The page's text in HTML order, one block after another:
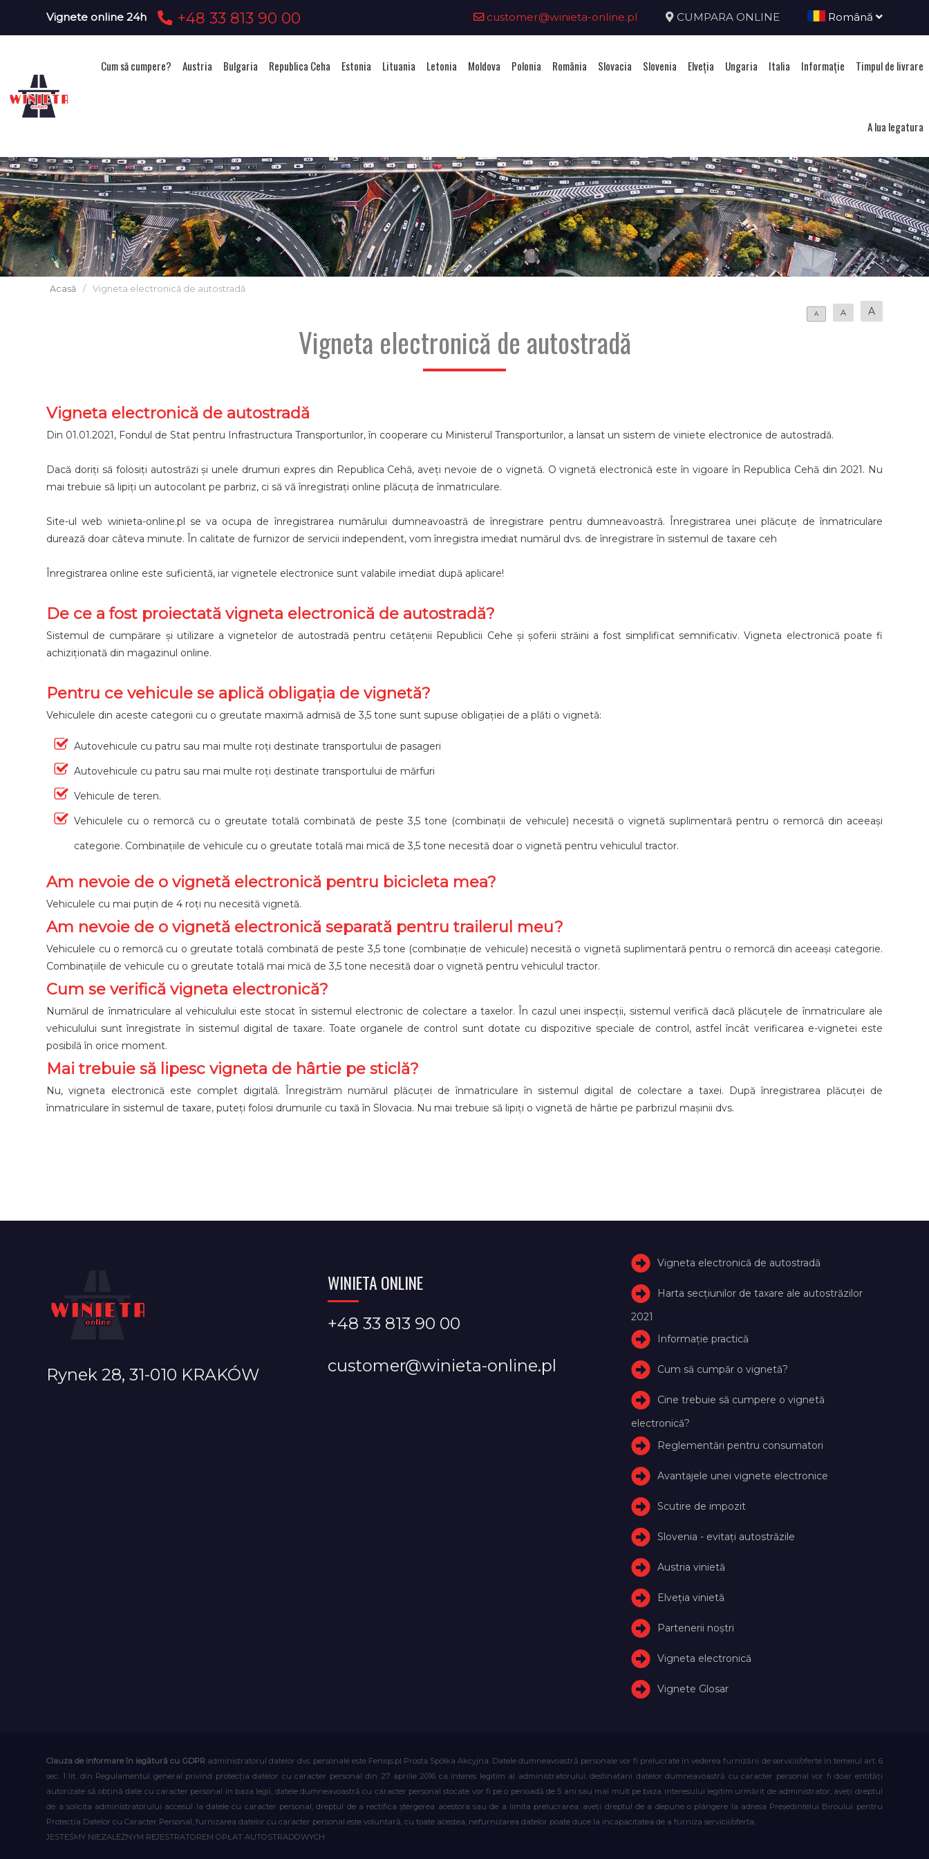
Vignete online 24h +48 33 813 90 00 customer@winieta-online.pl CUMPARA ONLINE Română
Cum să cumpere? Austria Bulgaria Republica Ceha Estonia Lituania Letonia Moldova Polonia România Slovacia Slovenia Elveţia Ungaria Italia Informație Timpul de livrare
A lua legatura
Acasă / Vigneta electronică de autostradă
A A A
Vigneta electronică de autostradă
Vigneta electronică de autostradă
Din 01.01.2021, Fondul de Stat pentru Infrastructura Transporturilor, în cooperare cu Ministerul Transporturilor, a lansat un sistem de viniete electronice de autostradă.
Dacă doriți să folosiți autostrăzi și unele drumuri expres din Republica Cehă, aveți nevoie de o vignetă. O vignetă electronică este în vigoare în Republica Cehă din 2021. Nu
mai trebuie să lipiți un autocolant pe parbriz, ci să vă înregistrați online plăcuța de înmatriculare.
Site-ul web winieta-online.pl se va ocupa de înregistrarea numărului dumneavoastră de înregistrare pentru dumneavoastră. Înregistrarea unei plăcuțe de înmatriculare
durează doar câteva minute. În calitate de furnizor de servicii independent, vom înregistra imediat numărul dvs. de înregistrare în sistemul de taxare ceh
Înregistrarea online este suficientă, iar vignetele electronice sunt valabile imediat după aplicare!
De ce a fost proiectată vigneta electronică de autostradă?
Sistemul de cumpărare și utilizare a vignetelor de autostradă pentru cetățenii Republicii Cehe și șoferii străini a fost simplificat semnificativ. Vigneta electronică poate fi
achiziționată din magazinul online.
Pentru ce vehicule se aplică obligația de vignetă?
Vehiculele din aceste categorii cu o greutate maximă admisă de 3,5 tone sunt supuse obligației de a plăti o vignetă:
Autovehicule cu patru sau mai multe roți destinate transportului de pasageri
Autovehicule cu patru sau mai multe roți destinate transportului de mărfuri
Vehicule de teren.
Vehiculele cu o remorcă cu o greutate totală combinată de peste 3,5 tone (combinații de vehicule) necesită o vignetă suplimentară pentru o remorcă din aceeași
categorie. Combinațiile de vehicule cu o greutate totală mai mică de 3,5 tone necesită doar o vignetă pentru vehiculul tractor.
Am nevoie de o vignetă electronică pentru bicicleta mea?
Vehiculele cu mai puțin de 4 roți nu necesită vignetă.
Am nevoie de o vignetă electronică separată pentru trailerul meu?
Vehiculele cu o remorcă cu o greutate totală combinată de peste 3,5 tone (combinație de vehicule) necesită o vignetă suplimentară pentru o remorcă din aceeași categorie.
Combinațiile de vehicule cu o greutate totală mai mică de 3,5 tone necesită doar o vignetă pentru vehiculul tractor.
Cum se verifică vigneta electronică?
Numărul de înmatriculare al vehiculului este stocat în sistemul electronic de colectare a taxelor. În cazul unei inspecții, sistemul verifică dacă plăcuțele de înmatriculare ale
vehiculului sunt înregistrate în sistemul digital de taxare. Toate organele de control sunt dotate cu dispozitive speciale de control, astfel încât verificarea e-vignetei este
posibilă în orice moment.
Mai trebuie să lipesc vigneta de hârtie pe sticlă?
Nu, vigneta electronică este complet digitală. Înregistrăm numărul plăcuței de înmatriculare în sistemul digital de colectare a taxei. După înregistrarea plăcuței de
înmatriculare în sistemul de taxare, puteți folosi drumurile cu taxă în Slovacia. Nu mai trebuie să lipiți o vignetă de hârtie pe parbrizul mașinii dvs.
Rynek 28, 31-010 KRAKÓW
WINIETA ONLINE
+48 33 813 90 00
customer@winieta-online.pl
Vigneta electronică de autostradă
Harta secțiunilor de taxare ale autostrăzilor
2021
Informație practică
Cum să cumpăr o vignetă?
Cine trebuie să cumpere o vignetă
electronică?
Reglementări pentru consumatori
Avantajele unei vignete electronice
Scutire de impozit
Slovenia - evitați autostrăzile
Austria vinietă
Elveţia vinietă
Partenerii noștri
Vigneta electronică
Vignete Glosar
Clauza de informare în legătură cu GDPR administratorul datelor dvs. personale este Feniqs.pl Prosta Spółka Akcyjna. Datele dumneavoastră personale vor fi prelucrate în vederea furnizării de servicii/oferte în temeiul art. 6
sec. 1 lit. din Regulamentul general privind protecția datelor cu caracter personal din 27 aprilie 2016 ca interes legitim al administratorului, destinatarii datelor dumneavoastră cu caracter personal vor fi doar entități
autorizate să obțină date cu caracter personal în baza legii, datele dumneavoastră cu caracter personal stocate vor fi pe o perioadă de 5 ani sau mai mult pe baza interesului legitim urmărit de administrator, aveți dreptul
de a solicita administratorului accesul la datele cu caracter personal, dreptul de a rectifica ștergerea acestora sau de a limita prelucrarea, aveți dreptul de a depune o plângere la adresa Președintelui Biroului pentru
Protecția Datelor cu Caracter Personal, furnizarea datelor cu caracter personal este voluntară, cu toate acestea, nefurnizarea datelor poate duce la incapacitatea de a furniza servicii/oferta.
JESTEŚMY NIEZALEŻNYM REJESTRATOREM OPŁAT AUTOSTRADOWYCH